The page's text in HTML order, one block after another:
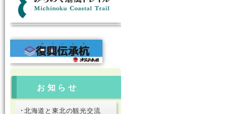
お知らせ
･北海道と東北の観光交流